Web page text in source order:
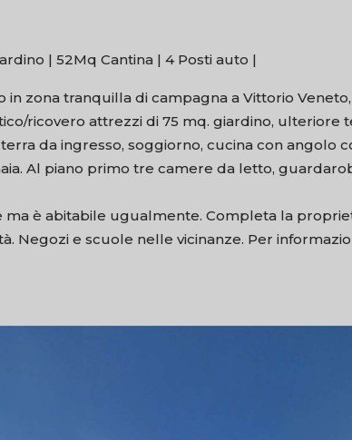
| 52Mq Cantina | 4 Posti auto |
in zona tranquilla di campagna a Vittorio
ricovero attrezzi di 75 mq. giardino, ulteriore
da ingresso, soggiorno, cucina con angolo
Al piano primo tre camere da letto,
ma è abitabile ugualmente. Completa la
Negozi e scuole nelle vicinanze. Per